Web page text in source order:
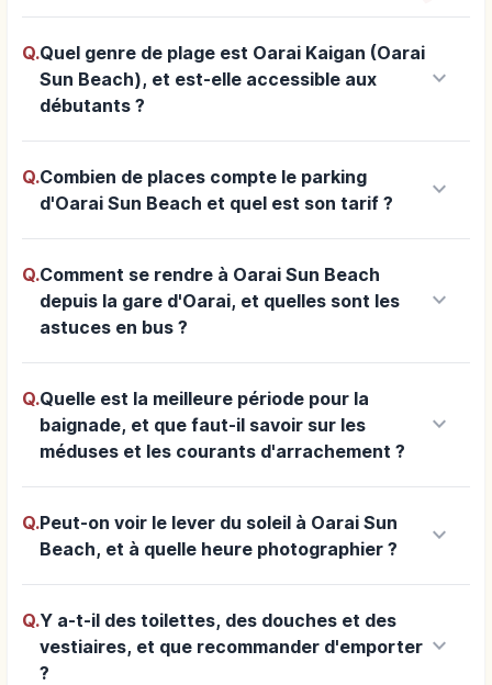
Q.Quel genre de plage est Oarai Kaigan (Oarai
Sun Beach), et est-elle accessible aux
débutants ?
keyboard_arrow_down
Q.Combien de places compte le parking
d'Oarai Sun Beach et quel est son tarif ?
keyboard_arrow_down
Q.Comment se rendre à Oarai Sun Beach
depuis la gare d'Oarai, et quelles sont les
astuces en bus ?
keyboard_arrow_down
Q.Quelle est la meilleure période pour la
baignade, et que faut-il savoir sur les
méduses et les courants d'arrachement ?
keyboard_arrow_down
Q.Peut-on voir le lever du soleil à Oarai Sun
Beach, et à quelle heure photographier ?
keyboard_arrow_down
Q.Y a-t-il des toilettes, des douches et des
vestiaires, et que recommander d'emporter
?
keyboard_arrow_down